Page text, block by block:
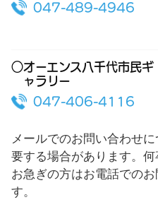
047-489-4946
○オーエンス八千代市民ギ
ャラリー
047-406-4116
メールでのお問い合わせ
要する場合があります。何
お急ぎの方はお電話での
す。